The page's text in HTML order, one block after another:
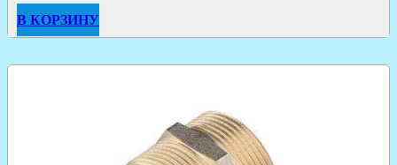
В КОРЗИНУ